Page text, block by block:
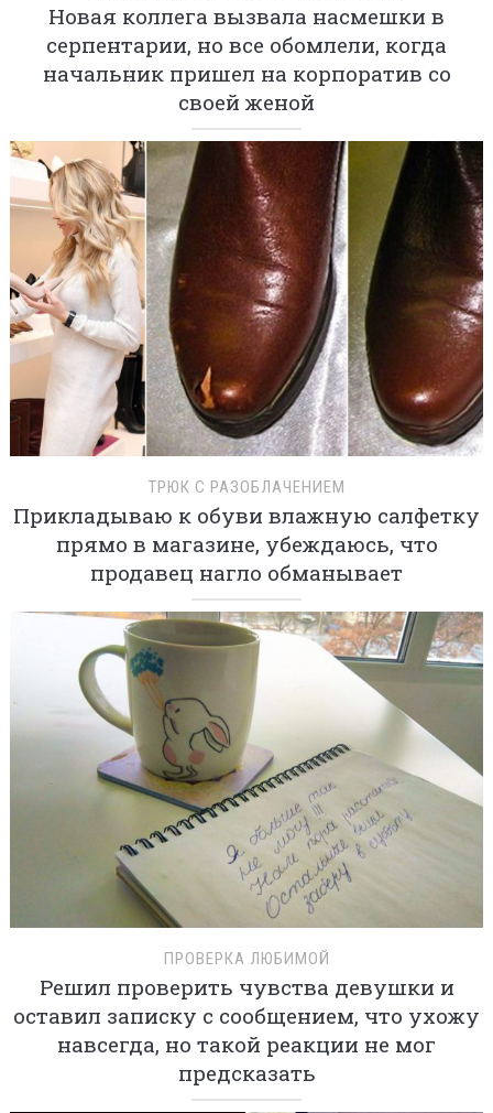
Новая коллега вызвала насмешки в
серпентарии, но все обомлели, когда
начальник пришел на корпоратив со
своей женой
ТРЮК С РАЗОБЛАЧЕНИЕМ
Прикладываю к обуви влажную салфетку
прямо в магазине, убеждаюсь, что
продавец нагло обманывает
ПРОВЕРКА ЛЮБИМОЙ
Решил проверить чувства девушки и
оставил записку с сообщением, что ухожу
навсегда, но такой реакции не мог
предсказать